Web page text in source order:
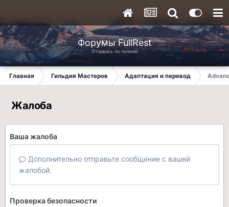
Форумы FullRest
Оторвись по полной!
Главная Гильдия Мастеров Адаптация и перевод
Жалоба
Ваша жалоба
Дополнительно отправьте сообщение с вашей
жалобой.
Проверка безопасности